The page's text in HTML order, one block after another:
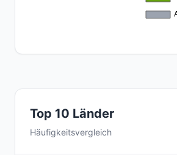
Top 10 Länder
Häufigkeitsvergleich